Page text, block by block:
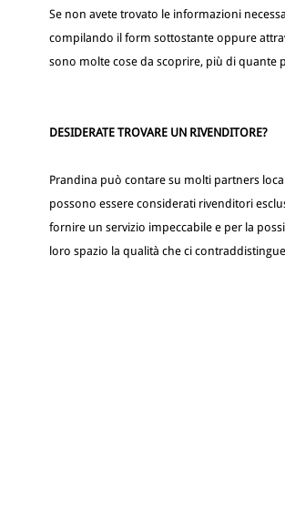
Se non avete trovato le informazioni
compilando il form sottostante oppure
sono molte cose da scoprire, più di quante
DESIDERATE TROVARE UN RIVENDITORE?
Prandina può contare su molti partners
possono essere considerati rivenditori
fornire un servizio impeccabile e per la
loro spazio la qualità che ci